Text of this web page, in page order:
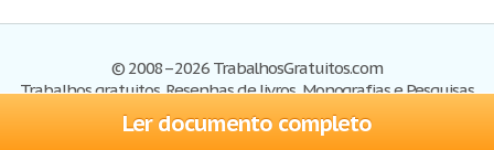
Ler documento completo
© 2008–2026 TrabalhosGratuitos.com
Trabalhos gratuitos, Resenhas de livros, Monografias e Pesquisas